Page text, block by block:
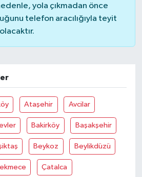
yola çıkmadan önce
telefon aracılığıyla teyit
Ataşehir Avcilar
Bakirköy Başakşehir
Beykoz Beylikdüzü
Çatalca